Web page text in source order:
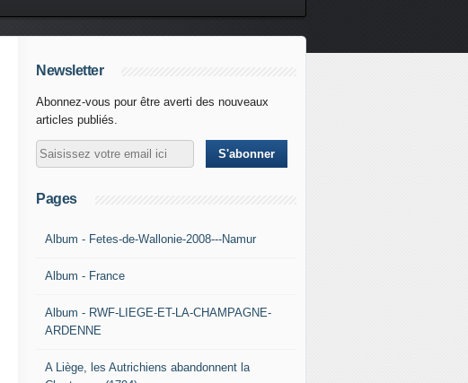
Newsletter
Abonnez-vous pour être averti des nouveaux
articles publiés.
Pages
Album - Fetes-de-Wallonie-2008---Namur
Album - France
Album - RWF-LIEGE-ET-LA-CHAMPAGNE-
ARDENNE
A Liège, les Autrichiens abandonnent la